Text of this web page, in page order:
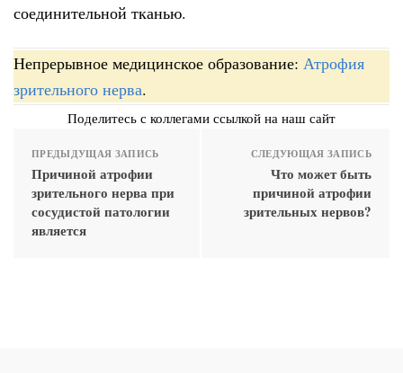
соединительной тканью.
Непрерывное медицинское образование: Атрофия
зрительного нерва.
Поделитесь с коллегами ссылкой на наш сайт
ПРЕДЫДУЩАЯ ЗАПИСЬ
Причиной атрофии
зрительного нерва при
сосудистой патологии
является
СЛЕДУЮЩАЯ ЗАПИСЬ
Что может быть
причиной атрофии
зрительных нервов?